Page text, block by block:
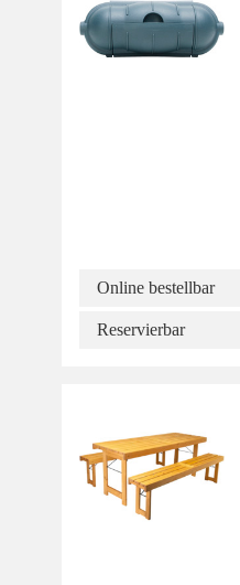
Online bestellbar
Reservierbar